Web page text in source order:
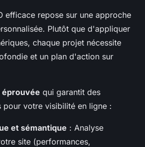
efficace repose sur une approche
Plutôt que d'appliquer
chaque projet nécessite
et un plan d'action sur
éprouvée qui garantit des
pour votre visibilité en ligne :
et sémantique : Analyse
site (performances,